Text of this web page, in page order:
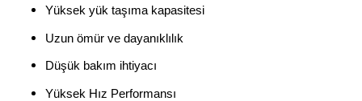
Yüksek yük taşıma kapasitesi
Uzun ömür ve dayanıklılık
Düşük bakım ihtiyacı
Yüksek Hız Performansı